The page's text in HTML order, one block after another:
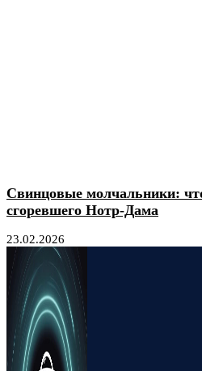
Свинцовые молчальники:
сгоревшего Нотр-Дама
23.02.2026